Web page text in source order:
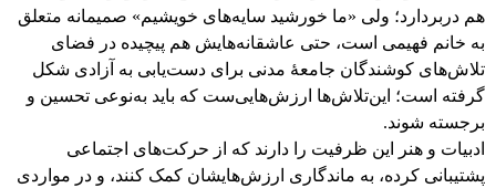
هم دربردارد؛ ولی «ما خورشید سایه‌های خویشیم» صمیمانه متعلق
به خانم فهیمی است، حتی عاشقانه‌هایش هم پیچیده در فضای
تلاش‌های کوشندگان جامعۀ مدنی برای دست‌یابی به آزادی شکل
گرفته است؛ این‌تلاش‌ها ارزش‌هایی‌ست که باید به‌نوعی تحسین و
برجسته شوند.
ادبیات و هنر این ظرفیت را دارند که از حرکت‌های اجتماعی
پشتیبانی کرده، به ماندگاری ارزش‌هایشان کمک کنند، و در مواردی